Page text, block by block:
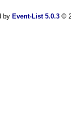
by Event-List 5.0.3©